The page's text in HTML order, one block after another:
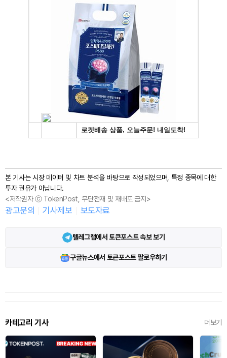
본 기사는 시장 데이터 및 차트 분석을 바탕으로 작성되었으며, 특정 종목에 대한
투자 권유가 아닙니다.
<저작권자 ⓒ TokenPost, 무단전재 및 재배포 금지>
광고문의 기사제보 보도자료
텔레그램에서 토큰포스트 속보 보기
구글뉴스에서 토큰포스트 팔로우하기
카테고리 기사 더보기